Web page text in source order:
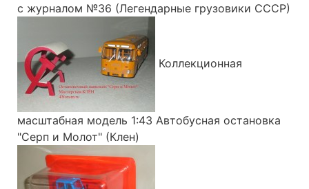
с журналом №36 (Легендарные грузовики СССР)
Коллекционная
масштабная модель 1:43 Автобусная остановка
"Серп и Молот" (Клен)